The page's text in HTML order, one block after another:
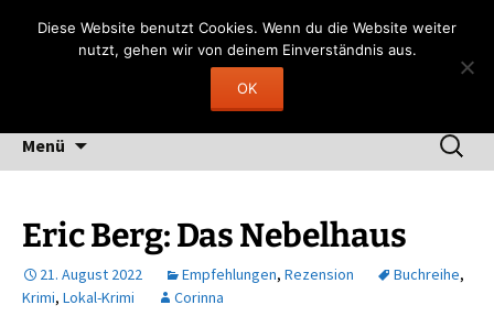
InhaltGerngelesen
"Lesen heißt, durch fremde Hand träumen"
(Fernando Pessoa)
Menü
Suchen
nach:
Eric Berg: Das Nebelhaus
21. August 2022 Empfehlungen, Rezension Buchreihe,
Krimi, Lokal-Krimi Corinna
Diese Website benutzt Cookies. Wenn du die Website weiter
nutzt, gehen wir von deinem Einverständnis aus.
OK